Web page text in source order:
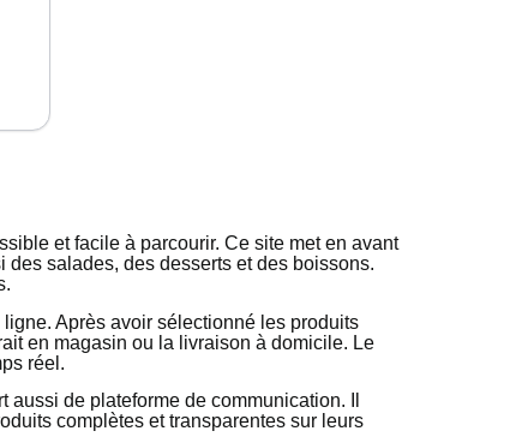
et facile à parcourir. Ce site met en avant
salades, des desserts et des boissons.
Après avoir sélectionné les produits
en magasin ou la livraison à domicile. Le
réel.
aussi de plateforme de communication. Il
complètes et transparentes sur leurs